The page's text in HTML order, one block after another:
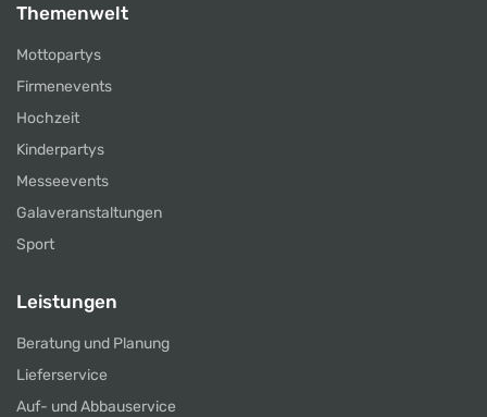
Themenwelt
Mottopartys
Firmenevents
Hochzeit
Kinderpartys
Messeevents
Galaveranstaltungen
Sport
Leistungen
Beratung und Planung
Lieferservice
Auf- und Abbauservice